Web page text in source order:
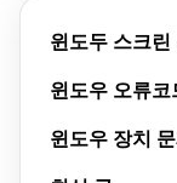
윈도두 스크린
윈도우 오류코
윈도우 장치